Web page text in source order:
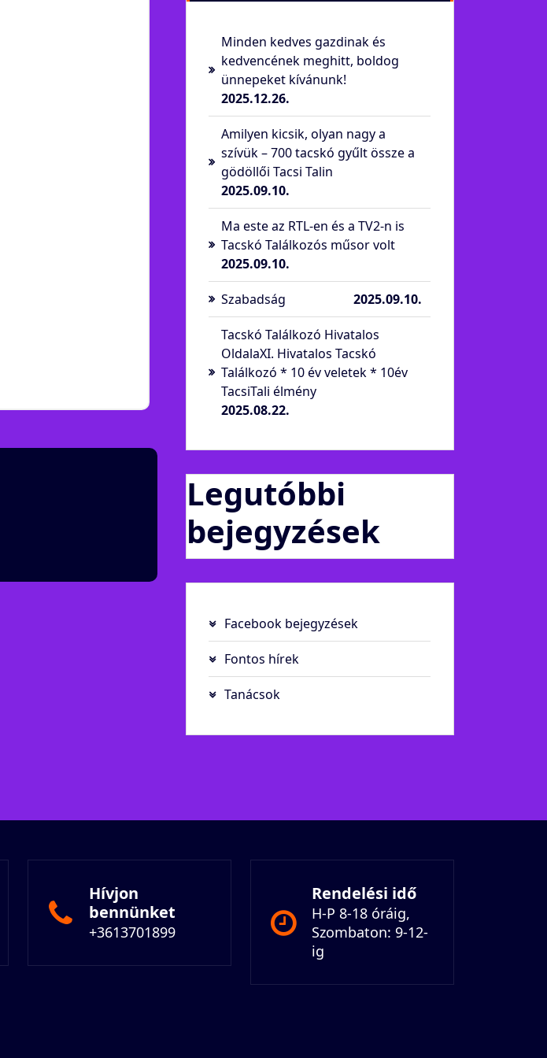
Minden kedves gazdinak és
kedvencének meghitt, boldog
ünnepeket kívánunk!
2025.12.26.
Amilyen kicsik, olyan nagy a
szívük – 700 tacskó gyűlt össze a
gödöllői Tacsi Talin
2025.09.10.
Ma este az RTL-en és a TV2-n is
Tacskó Találkozós műsor volt
2025.09.10.
Szabadság 2025.09.10.
Tacskó Találkozó Hivatalos
OldalaXI. Hivatalos Tacskó
Találkozó * 10 év veletek * 10év
TacsiTali élmény
2025.08.22.
Legutóbbi
bejegyzések
Facebook bejegyzések
Fontos hírek
Tanácsok
Hívjon
bennünket
+3613701899
Rendelési idő
H-P 8-18 óráig,
Szombaton: 9-12-
ig